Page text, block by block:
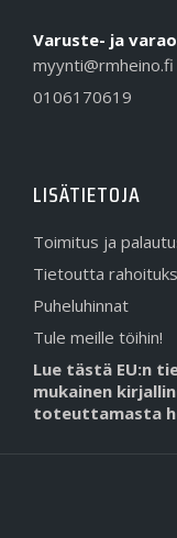
Varuste- ja
myynti@rmheino.fi
0106170619
LISÄTIETOJA
Toimitus ja
Tietoutta
Puheluhinnat
Tule meille töihin!
Lue tästä EU:n
mukainen
toteuttamasta